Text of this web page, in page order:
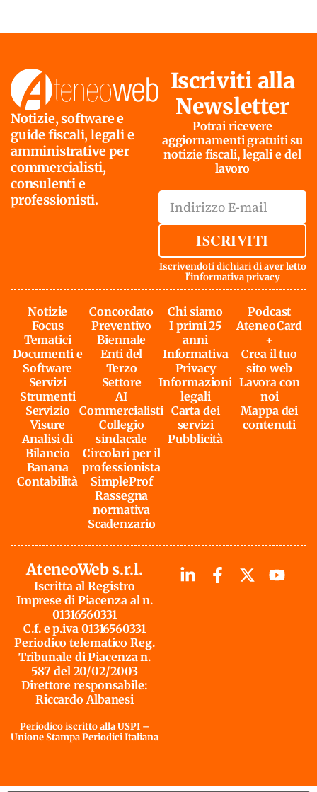
Notizie, software e
guide fiscali, legali e
amministrative per
commercialisti,
consulenti e
professionisti.
Iscriviti alla
Newsletter
Potrai ricevere
aggiornamenti gratuiti su
notizie fiscali, legali e del
lavoro
ISCRIVITI
Iscrivendoti dichiari di aver letto
l'informativa privacy
Notizie
Focus
Tematici
Documenti e
Software
Servizi
Strumenti
Servizio
Visure
Analisi di
Bilancio
Banana
Contabilità
Concordato
Preventivo
Biennale
Enti del
Terzo
Settore
AI
Commercialisti
Collegio
sindacale
Circolari per il
professionista
SimpleProf
Rassegna
normativa
Scadenzario
Chi siamo
I primi 25
anni
Informativa
Privacy
Informazioni
legali
Carta dei
servizi
Pubblicità
Podcast
AteneoCard
+
Crea il tuo
sito web
Lavora con
noi
Mappa dei
contenuti
AteneoWeb s.r.l.
Iscritta al Registro
Imprese di Piacenza al n.
01316560331
C.f. e p.iva 01316560331
Periodico telematico Reg.
Tribunale di Piacenza n.
587 del 20/02/2003
Direttore responsabile:
Riccardo Albanesi
Periodico iscritto alla USPI –
Unione Stampa Periodici Italiana